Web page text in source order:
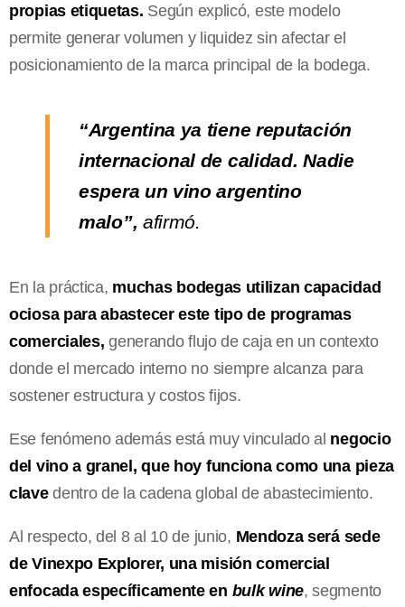
propias etiquetas. Según explicó, este modelo
permite generar volumen y liquidez sin afectar el
posicionamiento de la marca principal de la bodega.
“Argentina ya tiene reputación
internacional de calidad. Nadie
espera un vino argentino
malo”, afirmó.
En la práctica, muchas bodegas utilizan capacidad
ociosa para abastecer este tipo de programas
comerciales, generando flujo de caja en un contexto
donde el mercado interno no siempre alcanza para
sostener estructura y costos fijos.
Ese fenómeno además está muy vinculado al negocio
del vino a granel, que hoy funciona como una pieza
clavedentro de la cadena global de abastecimiento.
Al respecto, del 8 al 10 de junio, Mendoza será sede
de Vinexpo Explorer, una misión comercial
enfocada específicamente en bulk wine, segmento